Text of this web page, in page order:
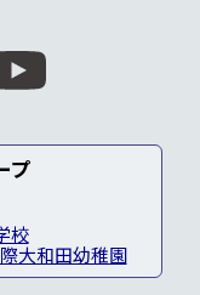
プ
校
大和田幼稚園